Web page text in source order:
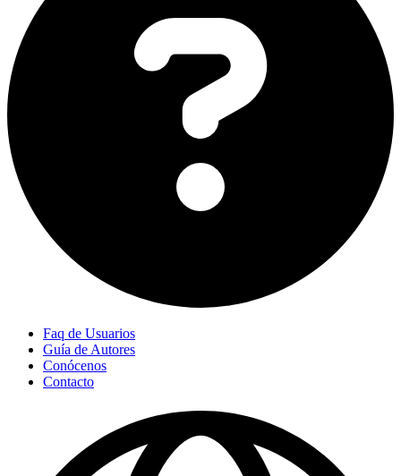
Faq de Usuarios
Guía de Autores
Conócenos
Contacto